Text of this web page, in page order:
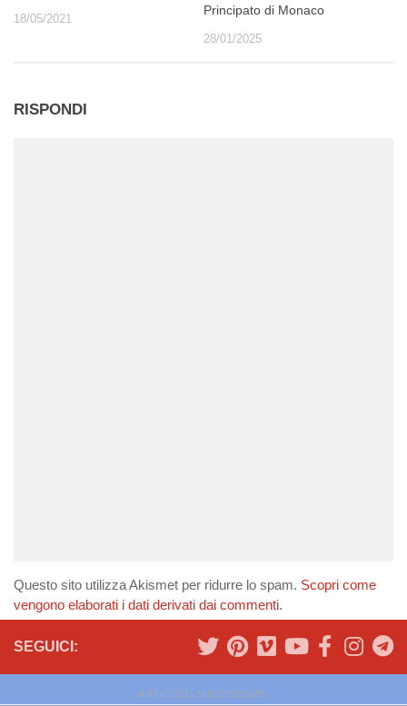
18/05/2021
Principato di Monaco
28/01/2025
RISPONDI
Questo sito utilizza Akismet per ridurre lo spam. Scopri come
vengono elaborati i dati derivati dai commenti.
SEGUICI:
ARTICOLO SUCCESSIVO